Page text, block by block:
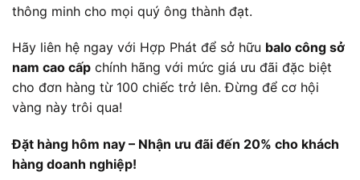
thông minh cho mọi quý ông thành đạt.
Hãy liên hệ ngay với Hợp Phát để sở hữu balo công sở
nam cao cấp chính hãng với mức giá ưu đãi đặc biệt
cho đơn hàng từ 100 chiếc trở lên. Đừng để cơ hội
vàng này trôi qua!
Đặt hàng hôm nay – Nhận ưu đãi đến 20% cho khách
hàng doanh nghiệp!